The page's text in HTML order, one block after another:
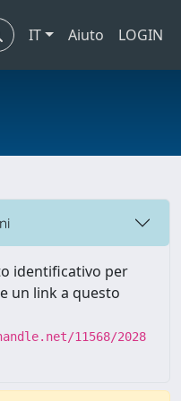
IT Aiuto LOGIN
identificativo per
un link a questo
11568/2028